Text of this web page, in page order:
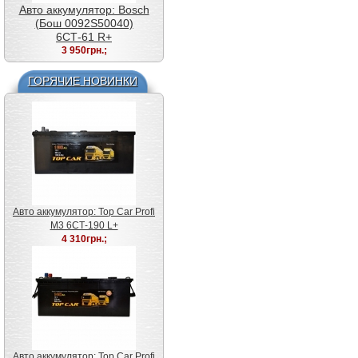
Авто аккумулятор: Varta
Silver (Варта 585200080)
6СТ-85 R+ F18
5 550грн.;
Авто аккумулятор: Varta
Silver (Варта 574402075)
6СТ-74 R+ E38
ГОРЯЧИЕ НОВИНКИ
Авто аккумулятор: Top Car Profi
M3 6СТ-190 L+
4 310грн.;